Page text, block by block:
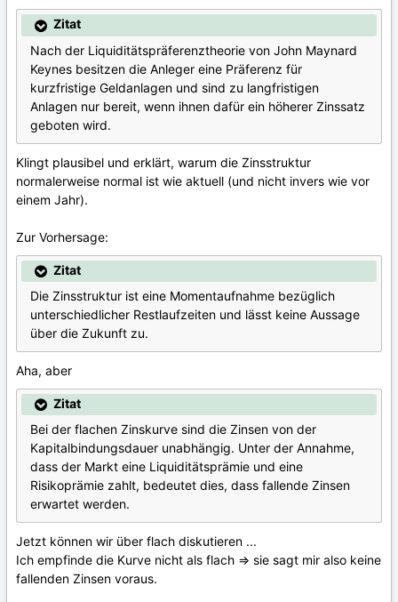
Zitat
Nach der Liquiditätspräferenztheorie von John Maynard
Keynes besitzen die Anleger eine Präferenz für
kurzfristige Geldanlagen und sind zu langfristigen
Anlagen nur bereit, wenn ihnen dafür ein höherer Zinssatz
geboten wird.
Klingt plausibel und erklärt, warum die Zinsstruktur
normalerweise normal ist wie aktuell (und nicht invers wie vor
einem Jahr).
Zur Vorhersage:
Zitat
Die Zinsstruktur ist eine Momentaufnahme bezüglich
unterschiedlicher Restlaufzeiten und lässt keine Aussage
über die Zukunft zu.
Aha, aber
Zitat
Bei der flachen Zinskurve sind die Zinsen von der
Kapitalbindungsdauer unabhängig. Unter der Annahme,
dass der Markt eine Liquiditätsprämie und eine
Risikoprämie zahlt, bedeutet dies, dass fallende Zinsen
erwartet werden.
Jetzt können wir über flach diskutieren ...
Ich empfinde die Kurve nicht als flach => sie sagt mir also keine
fallenden Zinsen voraus.